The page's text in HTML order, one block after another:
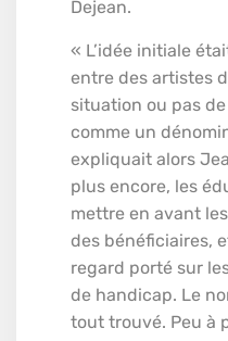
Dejean.
« L’idée initiale
entre des artistes
situation ou pas
comme un
expliquait alors
plus encore, les
mettre en avant
des bénéficiaires,
regard porté sur
de handicap. Le
tout trouvé. Peu à